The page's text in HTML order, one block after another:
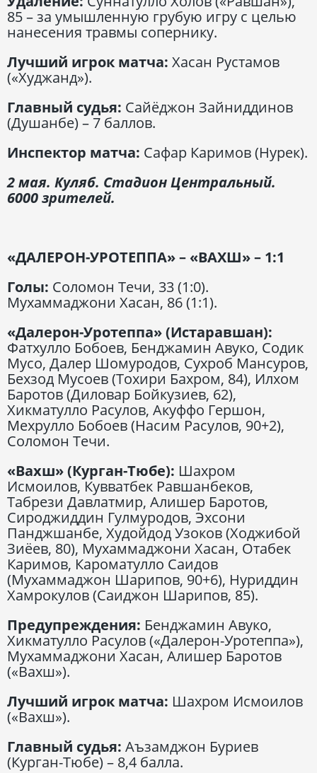
85 – за умышленную грубую игру с целью
нанесения травмы сопернику.
Лучший игрок матча: Хасан Рустамов
(«Худжанд»).
Главный судья: Сайёджон Зайниддинов
(Душанбе) – 7 баллов.
Инспектор матча: Сафар Каримов (Нурек).
2 мая. Куляб. Стадион Центральный.
6000 зрителей.
«ДАЛЕРОН-УРОТЕППА» – «ВАХШ» – 1:1
Голы: Соломон Течи, 33 (1:0).
Мухаммаджони Хасан, 86 (1:1).
«Далерон-Уротеппа» (Истаравшан):
Фатхулло Бобоев, Бенджамин Авуко, Содик
Мусо, Далер Шомуродов, Сухроб Мансуров,
Бехзод Мусоев (Тохири Бахром, 84), Илхом
Баротов (Диловар Бойкузиев, 62),
Хикматулло Расулов, Акуффо Гершон,
Мехрулло Бобоев (Насим Расулов, 90+2),
Соломон Течи.
«Вахш» (Курган-Тюбе): Шахром
Исмоилов, Кувватбек Равшанбеков,
Табрези Давлатмир, Алишер Баротов,
Сироджиддин Гулмуродов, Эхсони
Панджшанбе, Худойдод Узоков (Ходжибой
Зиёев, 80), Мухаммаджони Хасан, Отабек
Каримов, Кароматулло Саидов
(Мухаммаджон Шарипов, 90+6), Нуриддин
Хамрокулов (Саиджон Шарипов, 85).
Предупреждения: Бенджамин Авуко,
Хикматулло Расулов («Далерон-Уротеппа»),
Мухаммаджони Хасан, Алишер Баротов
(«Вахш»).
Лучший игрок матча: Шахром Исмоилов
(«Вахш»).
Главный судья: Аъзамджон Буриев
(Курган-Тюбе) – 8,4 балла.